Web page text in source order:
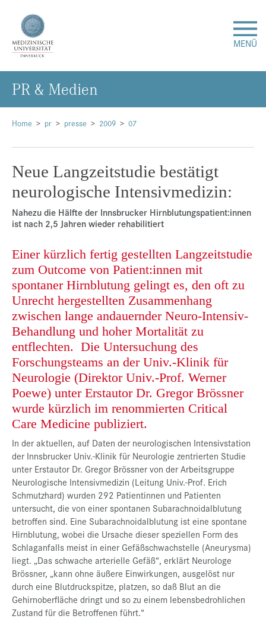
MENÜ
Forschung
Studium & Lehre
Krankenversorgung
Über uns
Internationales
Events
Presse
Jobs
Kontakt
Datenschutz
Service-Links
de |en
Home pr presse 2009 07
Neue Langzeitstudie bestätigt
neurologische Intensivmedizin:
Nahezu die Hälfte der Innsbrucker Hirnblutungspatient:innen
ist nach 2,5 Jahren wieder rehabilitiert
Einer kürzlich fertig gestellten Langzeitstudie
zum Outcome von Patient:innen mit
spontaner Hirnblutung gelingt es, den oft zu
Unrecht hergestellten Zusammenhang
zwischen lange andauernder Neuro-Intensiv-
Behandlung und hoher Mortalität zu
entflechten. Die Untersuchung des
Forschungsteams an der Univ.-Klinik für
Neurologie (Direktor Univ.-Prof. Werner
Poewe) unter Erstautor Dr. Gregor Brössner
wurde kürzlich im renommierten Critical
Care Medicine publiziert.
In der aktuellen, auf Daten der neurologischen Intensivstation
der Innsbrucker Univ.-Klinik für Neurologie zentrierten Studie
unter Erstautor Dr. Gregor Brössner von der Arbeitsgruppe
Neurologische Intensivmedizin (Leitung Univ.-Prof. Erich
Schmutzhard) wurden 292 Patientinnen und Patienten
untersucht, die von einer spontanen Subarachnoidalblutung
betroffen sind. Eine Subarachnoidalblutung ist eine spontane
Hirnblutung, wobei die Ursache dieser speziellen Form des
Schlaganfalls meist in einer Gefäßschwachstelle (Aneurysma)
liegt. „Das schwache arterielle Gefäß“, erklärt Neurologe
Brössner, „kann ohne äußere Einwirkungen, ausgelöst nur
durch eine Blutdruckspitze, platzen, so daß Blut an die
Gehirnoberfläche dringt und so zu einem lebensbedrohlichen
Zustand für die Betroffenen führt.“
PR & Me­di­en